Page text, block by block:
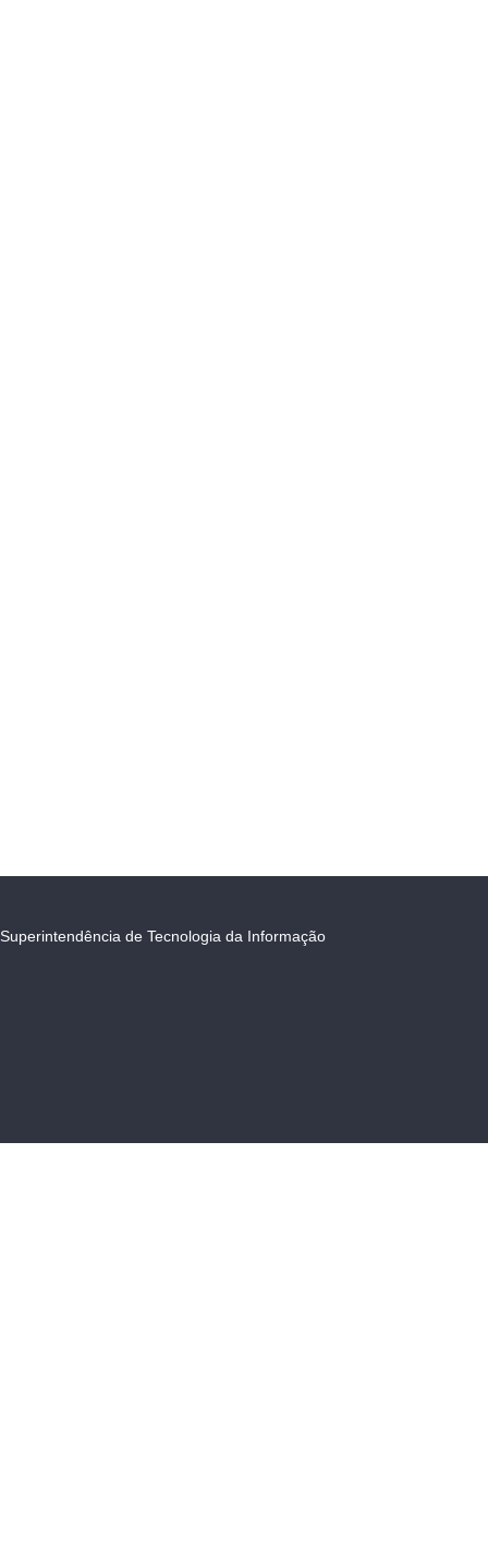
Superintendência de Tecnologia da Informação